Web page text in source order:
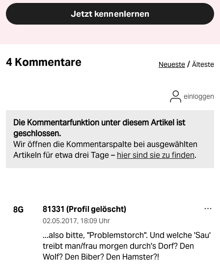
Jetzt kennenlernen
4 Kommentare Neueste / Älteste
Die Kommentarfunktion unter diesem Artikel ist
geschlossen.
Wir öffnen die Kommentarspalte bei ausgewählten
Artikeln für etwa drei Tage – hier sind sie zu finden.
einloggen
8G 81331 (Profil gelöscht)
02.05.2017, 18:09 Uhr
...also bitte, "Problemstorch". Und welche 'Sau'
treibt man/frau morgen durch's Dorf? Den
Wolf? Den Biber? Den Hamster?!